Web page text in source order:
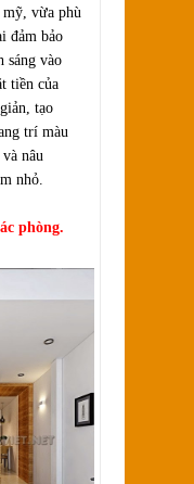
mỹ, vừa phù
đảm bảo
sáng vào
tiền của
tạo
trí màu
nâu
nhỏ.
phòng.